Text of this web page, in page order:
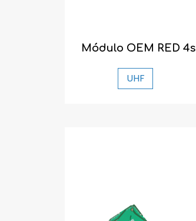
Módulo OEM RED 4s
UHF